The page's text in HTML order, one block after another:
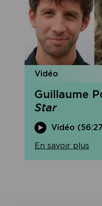
Vidéo
Guillaume
Star
Vidéo
En savoir plus